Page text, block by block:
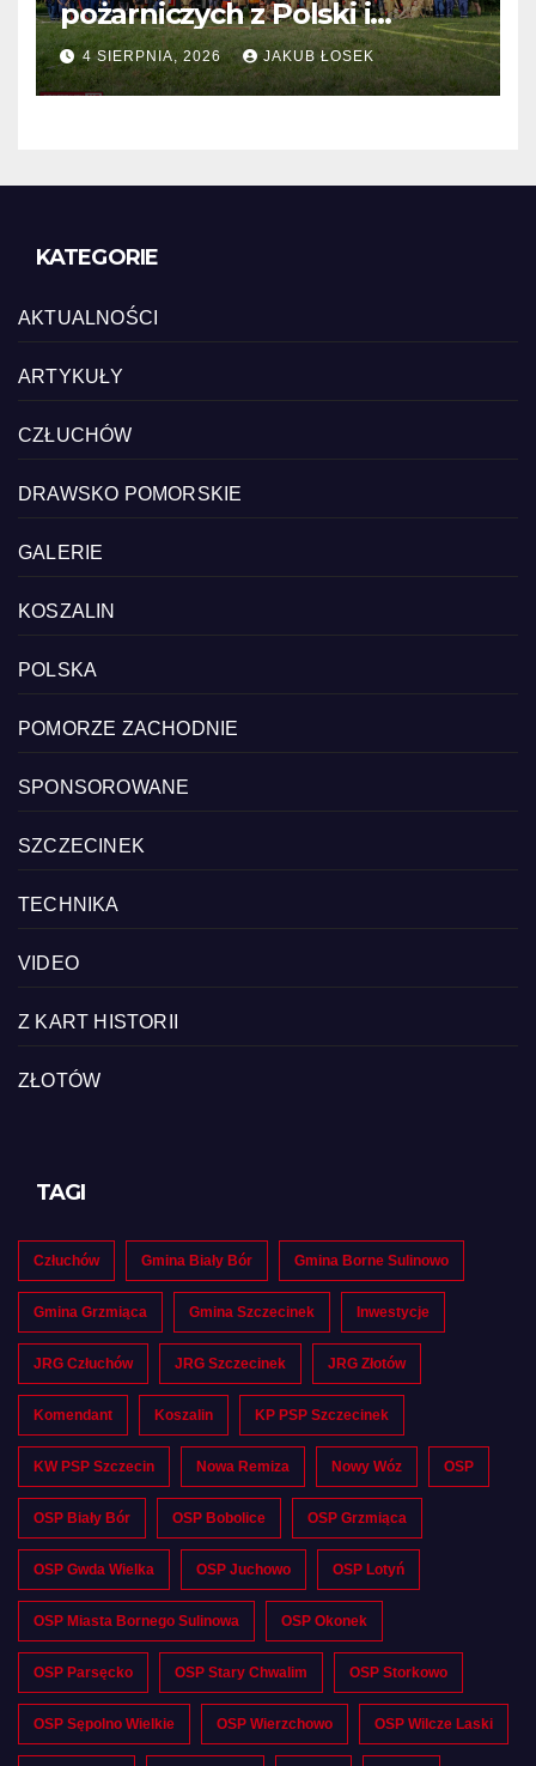
pożarniczych z Polski i
Niemiec w regionie
4 SIERPNIA, 2026 JAKUB ŁOSEK
KATEGORIE
AKTUALNOŚCI
ARTYKUŁY
CZŁUCHÓW
DRAWSKO POMORSKIE
GALERIE
KOSZALIN
POLSKA
POMORZE ZACHODNIE
SPONSOROWANE
SZCZECINEK
TECHNIKA
VIDEO
Z KART HISTORII
ZŁOTÓW
TAGI
Człuchów Gmina Biały Bór Gmina Borne Sulinowo
Gmina Grzmiąca Gmina Szczecinek Inwestycje
JRG Człuchów JRG Szczecinek JRG Złotów
Komendant Koszalin KP PSP Szczecinek
KW PSP Szczecin Nowa Remiza Nowy Wóz OSP
OSP Biały Bór OSP Bobolice OSP Grzmiąca
OSP Gwda Wielka OSP Juchowo OSP Lotyń
OSP Miasta Bornego Sulinowa OSP Okonek
OSP Parsęcko OSP Stary Chwalim OSP Storkowo
OSP Sępolno Wielkie OSP Wierzchowo OSP Wilcze Laski